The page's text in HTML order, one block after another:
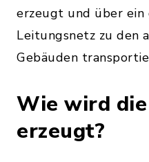
erzeugt und über
Leitungsnetz zu den
Gebäuden
Wie wird
erzeugt?